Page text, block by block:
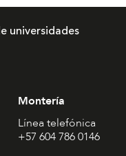
universidades
Montería
Línea telefónica
+57 604 786 0146